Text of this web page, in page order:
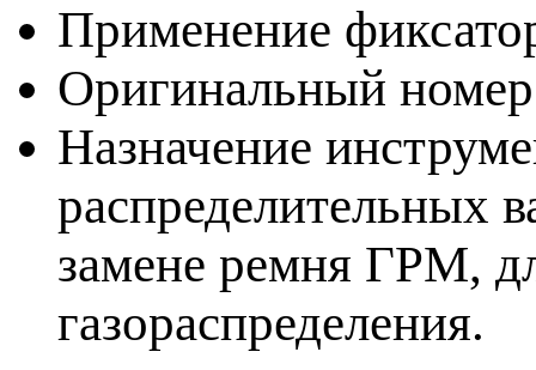
Применение
Оригинальный
Назначение
распределительных
замене ремня ГРМ,
газораспределения.